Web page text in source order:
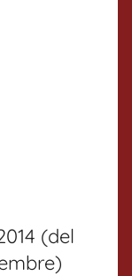
(del